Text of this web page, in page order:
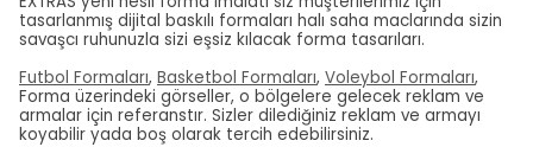
tasarlanmış dijital baskılı formaları halı saha maclarında sizin
savaşcı ruhunuzla sizi eşsiz kılacak forma tasarıları.
Futbol Formaları, Basketbol Formaları, Voleybol Formaları,
Forma üzerindeki görseller, o bölgelere gelecek reklam ve
armalar için referanstır. Sizler dilediğiniz reklam ve armayı
koyabilir yada boş olarak tercih edebilirsiniz.